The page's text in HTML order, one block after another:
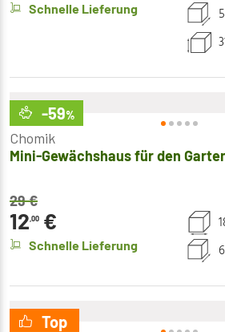
Schnelle Lieferung
-59%
Chomik
Mini-Gewächshaus für den
29€
12,00 €
Schnelle Lieferung
Top